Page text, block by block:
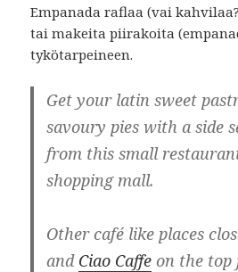
Empanada raflaa (vai
tai makeita piirakoita
tykötarpeineen.
Get your latin sweet
savoury pies with a side
from this small
shopping mall.
Other café like places
and Ciao Caffe on the